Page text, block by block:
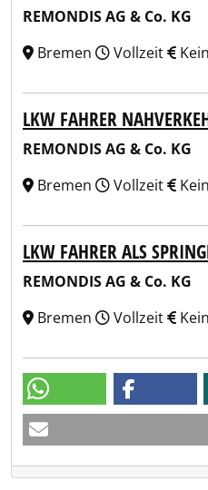
REMONDIS AG & Co. KG
Bremen
Vollzeit
LKW FAHRER
REMONDIS AG & Co. KG
Bremen
Vollzeit
LKW FAHRER ALS
REMONDIS AG & Co. KG
Bremen
Vollzeit